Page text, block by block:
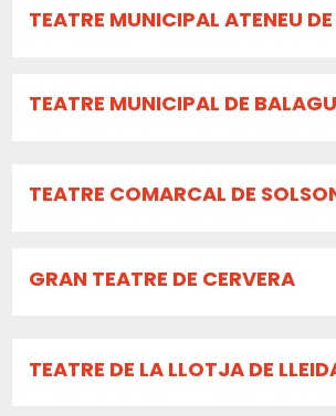
TEATRE MUNICIPAL ATENEU
TEATRE MUNICIPAL DE
TEATRE COMARCAL DE
GRAN TEATRE DE CERVERA
TEATRE DE LA LLOTJA DE